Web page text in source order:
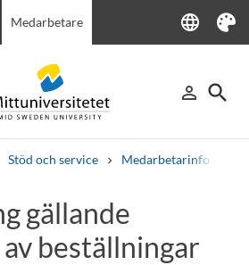
Medarbetare language
Language
Tema
person_outline
Logga in
search
Sök
Stöd och service Medarbetarinfo
Kursplaner VälkomstbrevPersonal
gällande
beställningar